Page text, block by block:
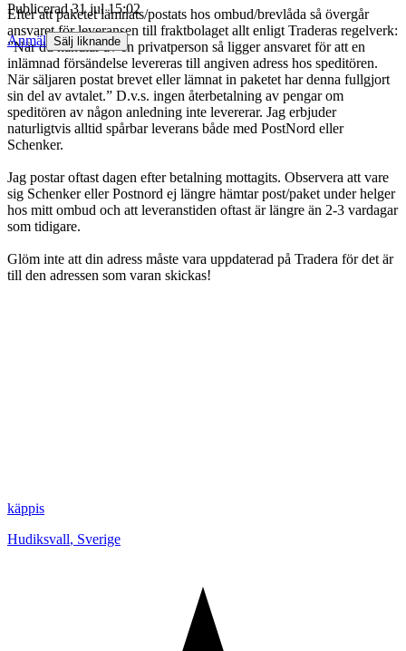
Efter att paketet lämnats/postats hos ombud/brevlåda så övergår
ansvaret för leveransen till fraktbolaget allt enligt Traderas regelverk:
”När du handlar av en privatperson så ligger ansvaret för att en
inlämnad försändelse levereras till angiven adress hos speditören.
När säljaren postat brevet eller lämnat in paketet har denna fullgjort
sin del av avtalet.” D.v.s. ingen återbetalning av pengar om
speditören av någon anledning inte levererar. Jag erbjuder
naturligtvis alltid spårbar leverans både med PostNord eller
Schenker.
Jag postar oftast dagen efter betalning mottagits. Observera att vare
sig Schenker eller Postnord ej längre hämtar post/paket under helger
hos mitt ombud och att leveranstiden oftast är längre än 2-3 vardagar
som tidigare.
Glöm inte att din adress måste vara uppdaterad på Tradera för det är
till den adressen som varan skickas!
Publicerad 31 jul 15:02
Anmäl Sälj liknande
käppis
Hudiksvall, Sverige